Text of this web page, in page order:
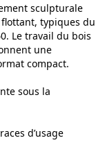
sculpturale
typiques du
Le travail du bois
une
compact.
sous la
d’usage